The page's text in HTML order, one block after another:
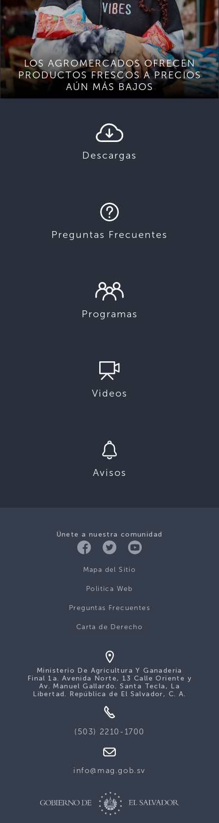
LOS AGROMERCADOS OFRECEN
PRODUCTOS FRESCOS A PRECIOS
AÚN MÁS BAJOS
Descargas
Preguntas Frecuentes
Programas
Videos
Avisos
Únete a nuestra comunidad
Mapa del Sitio
Politica Web
Preguntas Frecuentes
Carta de Derecho
Ministerio De Agricultura Y Ganadería
Final 1a. Avenida Norte, 13 Calle Oriente y
Av. Manuel Gallardo. Santa Tecla, La
Libertad. República de El Salvador, C. A.
(503) 2210-1700
info@mag.gob.sv